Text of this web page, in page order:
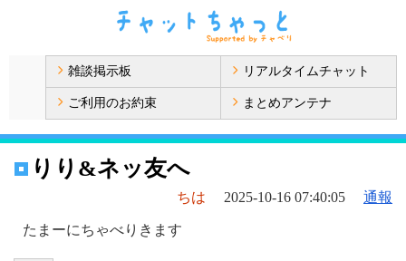
雑談掲示板 リアルタイムチャット
ご利用のお約束 まとめアンテナ
りり&ネッ友へ
ちは 2025-10-16 07:40:05 通報
たまーにちゃべりきます